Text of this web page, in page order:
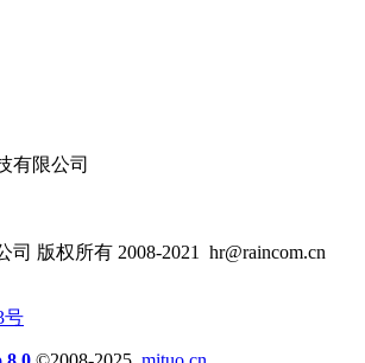
版权所有 2008-2021
hr@raincom.cn
号